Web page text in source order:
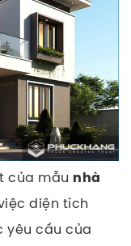
của mẫu nhà
diện tích
yêu cầu của